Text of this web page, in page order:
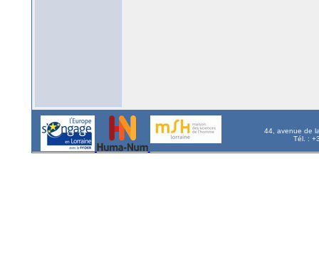
44, avenue de
Tél. :